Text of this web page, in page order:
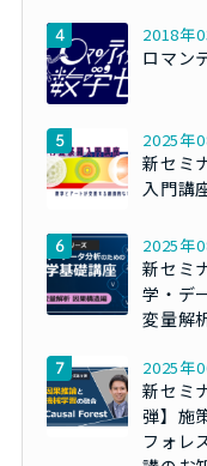
2018年
ロマン
2025年
新セミ
入門講
2025年
新セミ
学・デ
変量解
2025年
新セミ
弾】施
フォレ